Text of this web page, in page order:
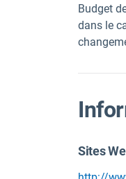
Budget
dans le
Sites